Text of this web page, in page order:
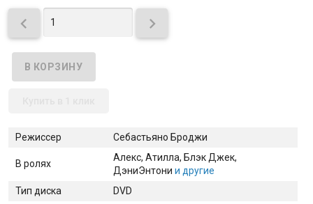
 
Режиссер Себастьяно Броджи
В ролях
Алекс, Атилла, Блэк Джек,
ДэниЭнтони и другие
Тип диска
DVD